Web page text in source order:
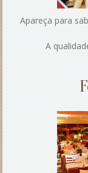
Apareça para
A